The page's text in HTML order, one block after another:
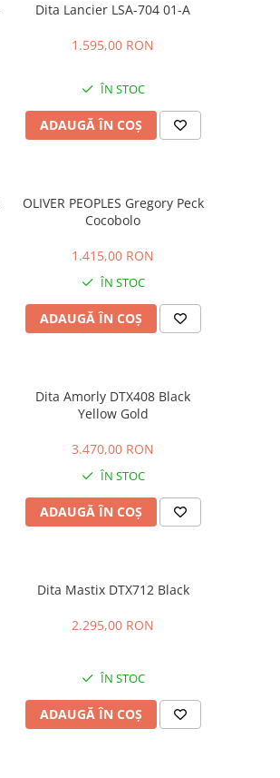
Dita Lancier LSA-704 01-A
1.595,00 RON
ÎN STOC
ADAUGĂ ÎN COȘ
OLIVER PEOPLES Gregory Peck
Cocobolo
1.415,00 RON
ÎN STOC
ADAUGĂ ÎN COȘ
Dita Amorly DTX408 Black
Yellow Gold
3.470,00 RON
ÎN STOC
ADAUGĂ ÎN COȘ
Dita Mastix DTX712 Black
2.295,00 RON
ÎN STOC
ADAUGĂ ÎN COȘ